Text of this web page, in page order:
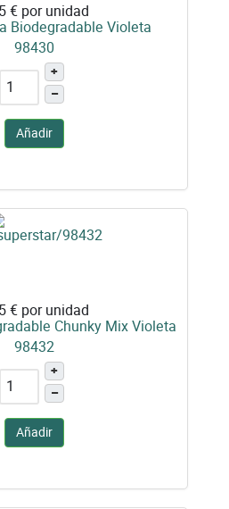
€ por unidad
Biodegradable Violeta
98430
+
–
Añadir
€ por unidad
Chunky Mix Violeta
98432
+
–
Añadir